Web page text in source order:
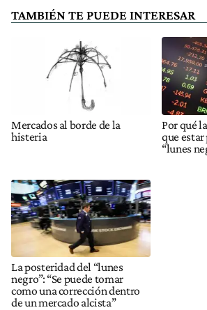
TAMBIÉN TE PUEDE INTERESAR
Mercados al borde de la
histeria
Por qué
que
“lunes
La posteridad del “lunes
negro”: “Se puede tomar
como una corrección dentro
de un mercado alcista”